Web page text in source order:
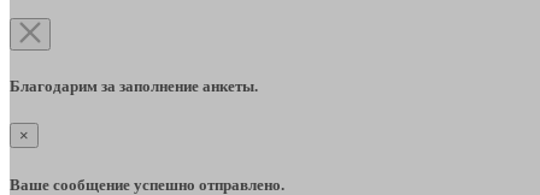
Благодарим за заполнение анкеты.
×
Ваше сообщение успешно отправлено.